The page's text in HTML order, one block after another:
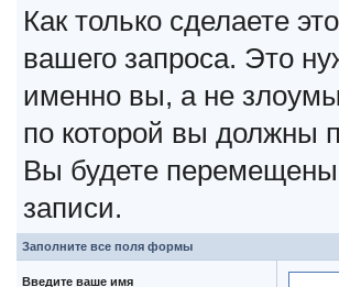
Как только сделаете
вашего запроса. Это
именно вы, а не
по которой вы должны
Вы будете
записи.
Заполните все поля формы
Введите ваше имя